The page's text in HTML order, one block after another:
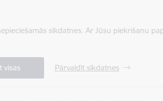
sīkdatnes. Ar Jūsu piekrišanu
visas Pārvaldīt sīkdatnes